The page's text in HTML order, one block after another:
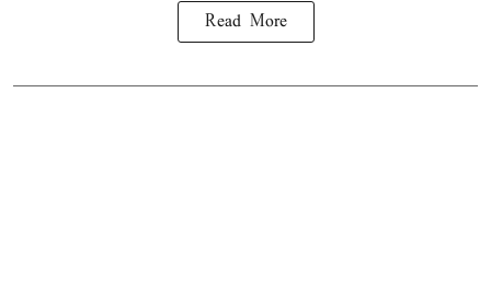
Read More